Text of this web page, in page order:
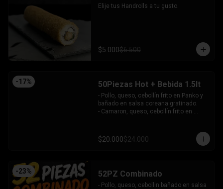
Elije tus Handrolls a tu gusto.
$5.000$6.500
-17% 50Piezas Hot + Bebida 1.5lt
- Pollo, queso, cebollín frito en Panko y
bañado en salsa coreana gratinado.
- Camaron, queso, cebollín frito en
bañado en salsa tari.
- Salmón, queso, cebollín frito en Panko.
$20.000$24.000
-23% 52PZ Combinado
- Pollo, queso, cebollin bañado en salsa